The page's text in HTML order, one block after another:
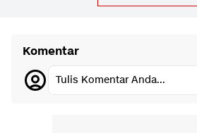
Komentar
Tulis Komentar Anda...